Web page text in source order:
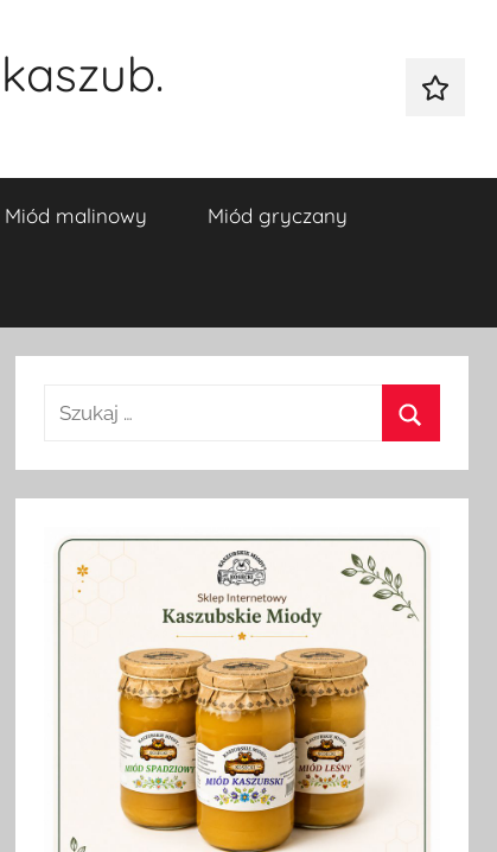
Galeria
Miód malinowy Miód gryczany
Szukaj: